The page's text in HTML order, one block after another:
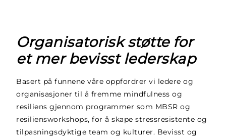
Organisatorisk støtte for
et mer bevisst lederskap
Basert på funnene våre oppfordrer vi ledere og
organisasjoner til å fremme mindfulness og
resiliens gjennom programmer som MBSR og
resiliensworkshops, for å skape stressresistente og
tilpasningsdyktige team og kulturer. Bevisst og